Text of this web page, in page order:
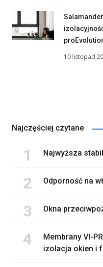
10 listopad
Najczęściej czytane
Najwyższa
Odporność na
Okna
Membrany VI-
izolacja okien i